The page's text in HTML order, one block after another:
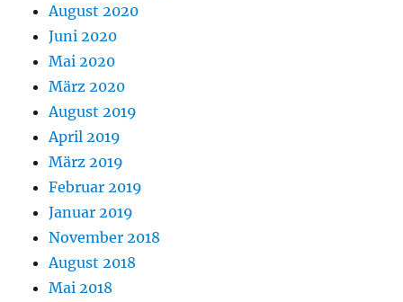
August 2020
Juni 2020
Mai 2020
März 2020
August 2019
April 2019
März 2019
Februar 2019
Januar 2019
November 2018
August 2018
Mai 2018